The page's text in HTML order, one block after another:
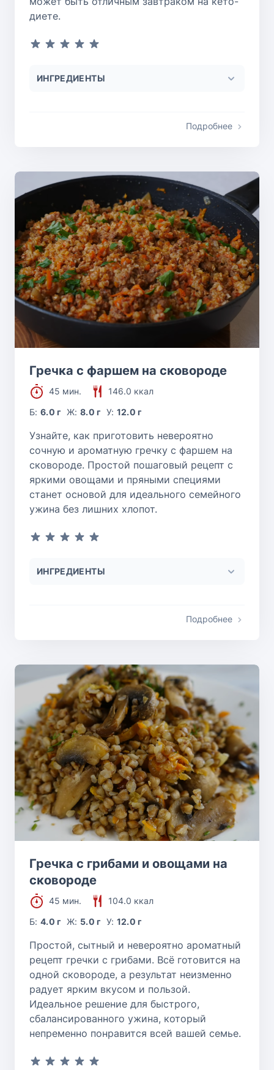
диете.
ИНГРЕДИЕНТЫ
Подробнее
Гречка с фаршем на сковороде
45 мин.
146.0 ккал
Б:6.0 г Ж: 8.0 г У: 12.0 г
Узнайте, как приготовить невероятно
сочную и ароматную гречку с фаршем на
сковороде. Простой пошаговый рецепт с
яркими овощами и пряными специями
станет основой для идеального семейного
ужина без лишних хлопот.
ИНГРЕДИЕНТЫ
Подробнее
Гречка с грибами и овощами на
сковороде
45 мин.
104.0 ккал
Б:4.0 г Ж: 5.0 г У: 12.0 г
Простой, сытный и невероятно ароматный
рецепт гречки с грибами. Всё готовится на
одной сковороде, а результат неизменно
радует ярким вкусом и пользой.
Идеальное решение для быстрого,
сбалансированного ужина, который
непременно понравится всей вашей семье.